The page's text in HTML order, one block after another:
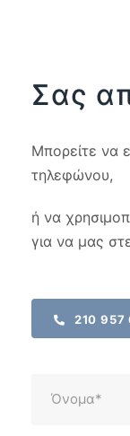
Σας
Μπορείτε να
τηλεφώνου,
ή να
για να μας
210 957